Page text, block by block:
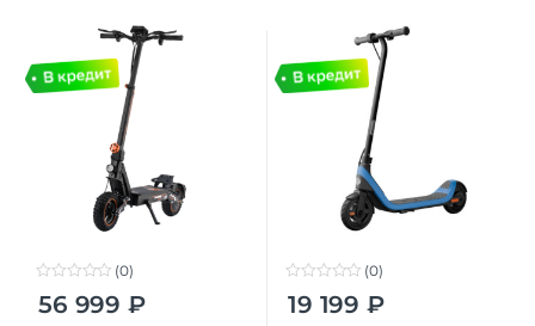
o
(0)
56 999 ₽
(0)
19 199 ₽